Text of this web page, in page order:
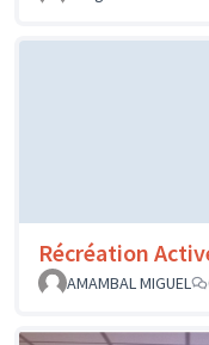
Récréation
AMAMBAL MIGUEL